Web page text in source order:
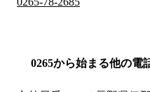
0265から始まる他の電